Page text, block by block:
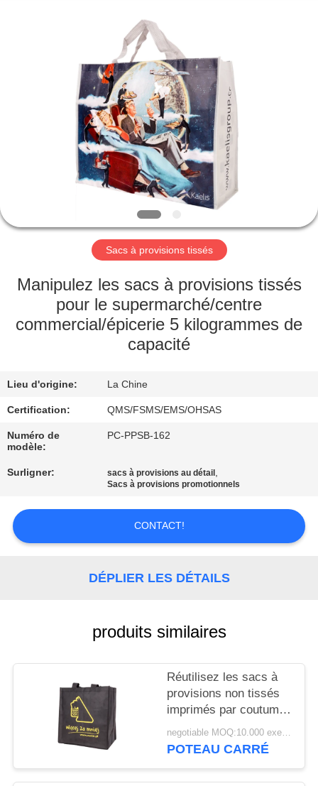
APERÇU
PRODUITS
PROPOS
DE
NOUS
VISITE
D'USINE
LA
QUALITÉ
DEMANDE
DE
PRIVACY
POLICY
Sacs à provisions tissés
Manipulez les sacs à provisions tissés
pour le supermarché/centre
commercial/épicerie 5 kilogrammes de
capacité
Lieu d'origine: La Chine
Certification: QMS/FSMS/EMS/OHSAS
Numéro de
modèle:
PC-PPSB-162
Surligner: sacs à provisions au détail ,
Sacs à provisions promotionnels
CONTACT!
DÉPLIER LES DÉTAILS
produits similaires
Réutilisez les sacs à
provisions non tissés
imprimés par coutume
pour le supermarché
promotionnel
negotiable MOQ:10.000 exemplaires
POTEAU CARRÉ